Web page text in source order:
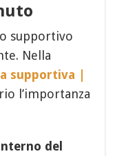
supportivo
Nella
supportiva |
l’importanza
del